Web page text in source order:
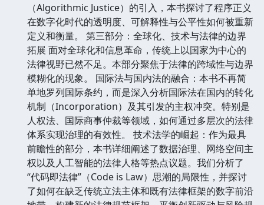
（Algorithmic Justice）的引入，本书探讨了程序正义
在数字化时代的透明度、可解释性与公平性如何被重新
定义和衡量。 第三部分：全球化、技术与法律的边界
拓展 面对全球化和信息革命，传统上以国家为中心的
法律视野已然不足。本部分聚焦于法律的跨域性与边界
模糊化的现象。 国际法与国内法的融合：本书不再简
单地罗列国际条约，而是深入分析国际法在国内的转化
机制（Incorporation）及其引发的主权冲突。特别是
人权法、国际商事仲裁等领域，如何通过多层次的法律
体系实现治理的有效性。 技术法学的崛起：作为最具
前瞻性的部分，本书详细阐述了数据治理、网络空间主
权以及人工智能的法律人格等热点议题。我们分析了
“代码即法律”（Code is Law）思潮的局限性，并探讨
了如何在缺乏传统立法主体和既有法律框架的数字前沿